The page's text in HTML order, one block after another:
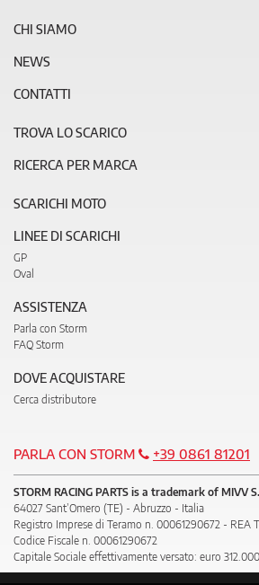
CHI SIAMO
NEWS
CONTATTI
TROVA LO SCARICO
RICERCA PER MARCA
SCARICHI MOTO
LINEE DI SCARICHI
GP
Oval
ASSISTENZA
Parla con Storm
FAQ Storm
DOVE ACQUISTARE
Cerca distributore
PARLA CON STORM +39 0861 81201
STORM RACING PARTS is a trademark of MIVV
64027 Sant’Omero (TE) - Abruzzo - Italia
Registro Imprese di Teramo n. 00061290672 - REA
Codice Fiscale n. 00061290672
Capitale Sociale effettivamente versato: euro